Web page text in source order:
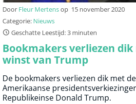
Door Fleur Mertensop 15 november 2020
Categorie: Nieuws
Geschatte Leestijd: 3 minuten
Bookmakers verliezen
winst van Trump
De bookmakers verliezen dik met
Amerikaanse
Republikeinse Donald Trump.